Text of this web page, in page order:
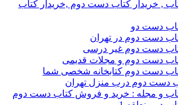
, خریدار کتاب دست دوم ,خریدار کتاب
دست دو
دست دوم در تهران
دست دوم غیر درسی
دست دوم و مجلات قدیمی
دست دوم کتابخانه شخصی شما
دست دوم درب منزل تهران
و مجله : خرید و فروش کتاب دست دوم